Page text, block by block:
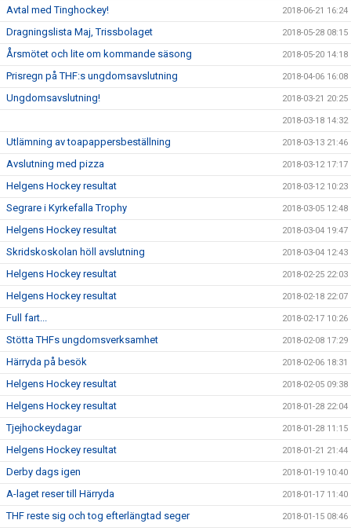
Avtal med Tinghockey! 2018-06-21 16:24
Dragningslista Maj, Trissbolaget 2018-05-28 08:15
Årsmötet och lite om kommande säsong 2018-05-20 14:18
Prisregn på THF:s ungdomsavslutning 2018-04-06 16:08
Ungdomsavslutning! 2018-03-21 20:25
2018-03-18 14:32
Utlämning av toapappersbeställning 2018-03-13 21:46
Avslutning med pizza 2018-03-12 17:17
Helgens Hockey resultat 2018-03-12 10:23
Segrare i Kyrkefalla Trophy 2018-03-05 12:48
Helgens Hockey resultat 2018-03-04 19:47
Skridskoskolan höll avslutning 2018-03-04 12:43
Helgens Hockey resultat 2018-02-25 22:03
Helgens Hockey resultat 2018-02-18 22:07
Full fart... 2018-02-17 10:26
Stötta THFs ungdomsverksamhet 2018-02-08 17:29
Härryda på besök 2018-02-06 18:31
Helgens Hockey resultat 2018-02-05 09:38
Helgens Hockey resultat 2018-01-28 22:04
Tjejhockeydagar 2018-01-28 11:15
Helgens Hockey resultat 2018-01-21 21:44
Derby dags igen 2018-01-19 10:40
A-laget reser till Härryda 2018-01-17 11:40
THF reste sig och tog efterlängtad seger 2018-01-15 08:46